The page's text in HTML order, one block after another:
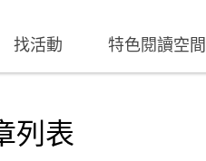
找活動 特色閱讀空間
列表